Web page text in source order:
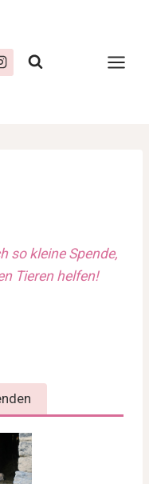
so kleine Spende,
Tieren helfen!